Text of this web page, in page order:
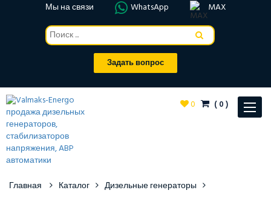
Мы на связи
WhatsApp MAX
Задать вопрос
Toggle
0 (0)
Главная Каталог Дизельные генераторы